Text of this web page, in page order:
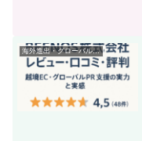
海外進出・グローバル起業支援